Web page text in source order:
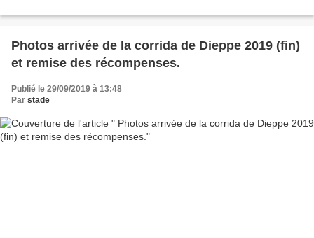
Photos arrivée de la corrida de Dieppe 2019 (fin)
et remise des récompenses.
Publié le 29/09/2019 à 13:48
Par stade